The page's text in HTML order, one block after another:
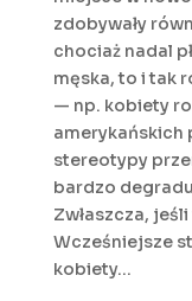
zdobywały
chociaż nadal
męska, to i tak
— np. kobiety
amerykańskich
stereotypy
bardzo
Zwłaszcza,
Wcześniejsze
kobiety...